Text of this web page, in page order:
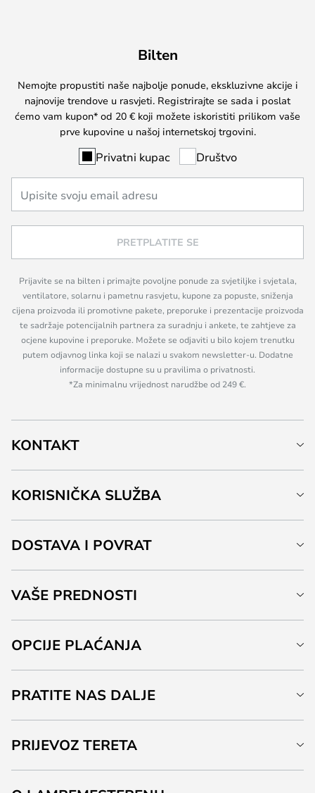
Bilten
Nemojte propustiti naše najbolje ponude, ekskluzivne akcije i
najnovije trendove u rasvjeti. Registrirajte se sada i poslat
ćemo vam kupon* od 20 € koji možete iskoristiti prilikom vaše
prve kupovine u našoj internetskoj trgovini.
Privatni kupac Društvo
PRETPLATITE SE
Prijavite se na bilten i primajte povoljne ponude za svjetiljke i svjetala,
ventilatore, solarnu i pametnu rasvjetu, kupone za popuste, sniženja
cijena proizvoda ili promotivne pakete, preporuke i prezentacije proizvoda
te sadržaje potencijalnih partnera za suradnju i ankete, te zahtjeve za
ocjene kupovine i preporuke. Možete se odjaviti u bilo kojem trenutku
putem odjavnog linka koji se nalazi u svakom newsletter-u. Dodatne
informacije dostupne su u pravilima o privatnosti.
*Za minimalnu vrijednost narudžbe od 249 €.
KONTAKT
KORISNIČKA SLUŽBA
DOSTAVA I POVRAT
VAŠE PREDNOSTI
OPCIJE PLAĆANJA
PRATITE NAS DALJE
PRIJEVOZ TERETA